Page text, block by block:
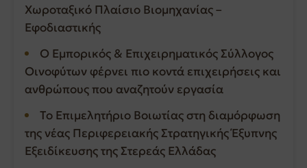
Χωροταξικό Πλαίσιο Βιομηχανίας –
Εφοδιαστικής
Ο Εμπορικός & Επιχειρηματικός Σύλλογος
Οινοφύτων φέρνει πιο κοντά επιχειρήσεις και
ανθρώπους που αναζητούν εργασία
Το Επιμελητήριο Βοιωτίας στη διαμόρφωση
της νέας Περιφερειακής Στρατηγικής Έξυπνης
Εξειδίκευσης της Στερεάς Ελλάδας